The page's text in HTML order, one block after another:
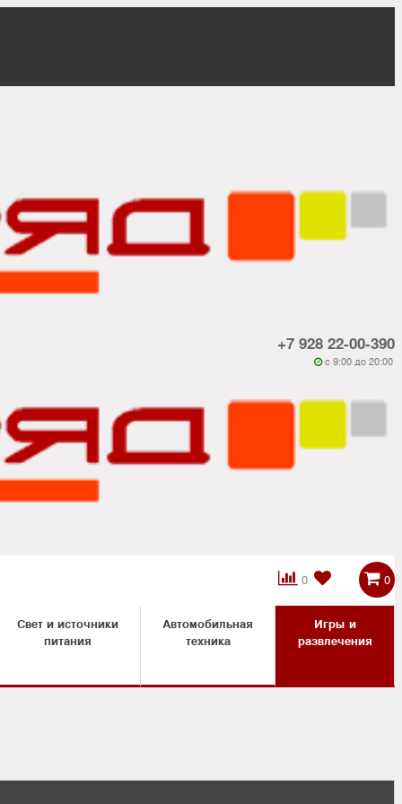
+7 928 22-00-390
 c 9:00 до 20:00
0

 0
Свет и источники
питания
Автомобильная
техника
Игры и
развлечения